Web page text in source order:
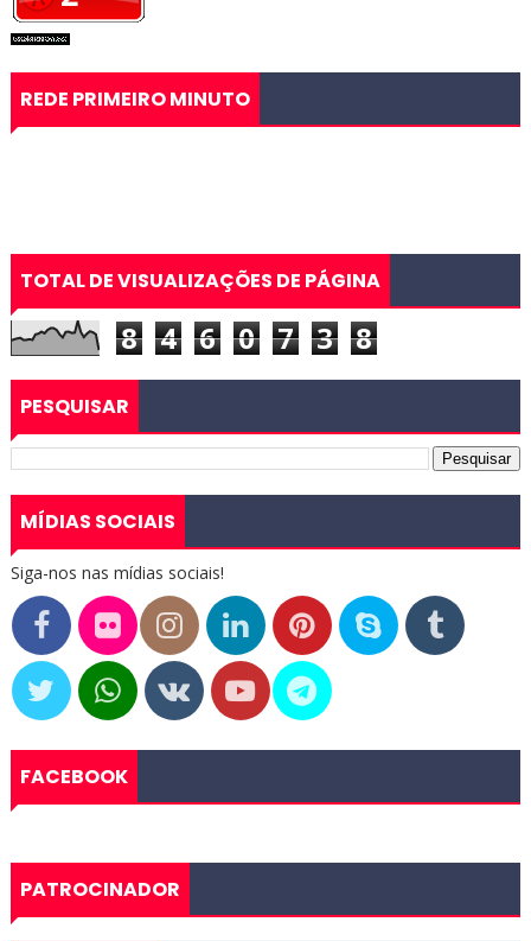
REDE PRIMEIRO MINUTO
TOTAL DE VISUALIZAÇÕES DE PÁGINA
8 4 6 0 7 3 8
PESQUISAR
MÍDIAS SOCIAIS
Siga-nos nas mídias sociais!
FACEBOOK
PATROCINADOR